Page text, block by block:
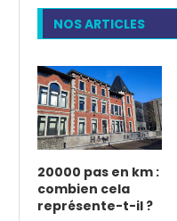
NOS ARTICLES
20000 pas en km :
combien cela
représente-t-il ?